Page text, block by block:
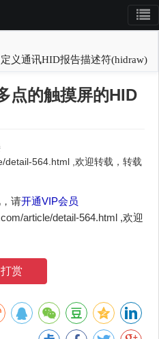
定义通讯HID报告描述符(hidraw)
点的触摸屏的HID
detail-564.html ,欢迎转载，转载
请开通VIP会员
article/detail-564.html ,欢迎
打赏